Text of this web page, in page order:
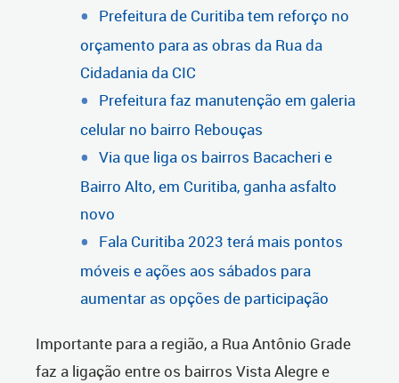
Prefeitura de Curitiba tem reforço no
orçamento para as obras da Rua da
Cidadania da CIC
Prefeitura faz manutenção em galeria
celular no bairro Rebouças
Via que liga os bairros Bacacheri e
Bairro Alto, em Curitiba, ganha asfalto
novo
Fala Curitiba 2023 terá mais pontos
móveis e ações aos sábados para
aumentar as opções de participação
Importante para a região, a Rua Antônio Grade
faz a ligação entre os bairros Vista Alegre e